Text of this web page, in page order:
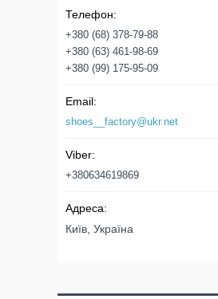
+380 (68) 378-79-88
+380 (63) 461-98-69
+380 (99) 175-95-09
shoes__factory@ukr.net
+380634619869
Київ, Україна